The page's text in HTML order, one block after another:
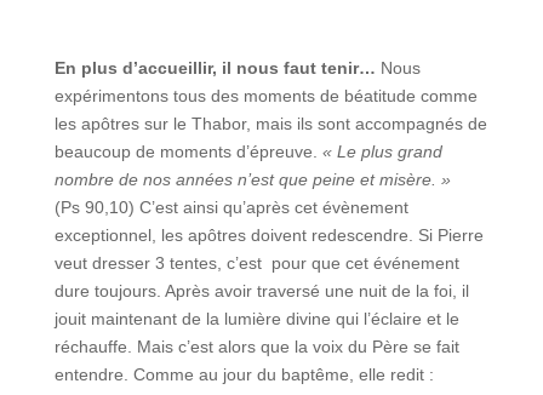
En plus d’accueillir, il nous faut tenir… Nous
expérimentons tous des moments de béatitude comme
les apôtres sur le Thabor, mais ils sont accompagnés de
beaucoup de moments d’épreuve. « Le plus grand
nombre de nos années n’est que peine et misère. »
(Ps 90,10) C’est ainsi qu’après cet évènement
exceptionnel, les apôtres doivent redescendre. Si Pierre
veut dresser 3 tentes, c’est pour que cet événement
dure toujours. Après avoir traversé une nuit de la foi, il
jouit maintenant de la lumière divine qui l’éclaire et le
réchauffe. Mais c’est alors que la voix du Père se fait
entendre. Comme au jour du baptême, elle redit :